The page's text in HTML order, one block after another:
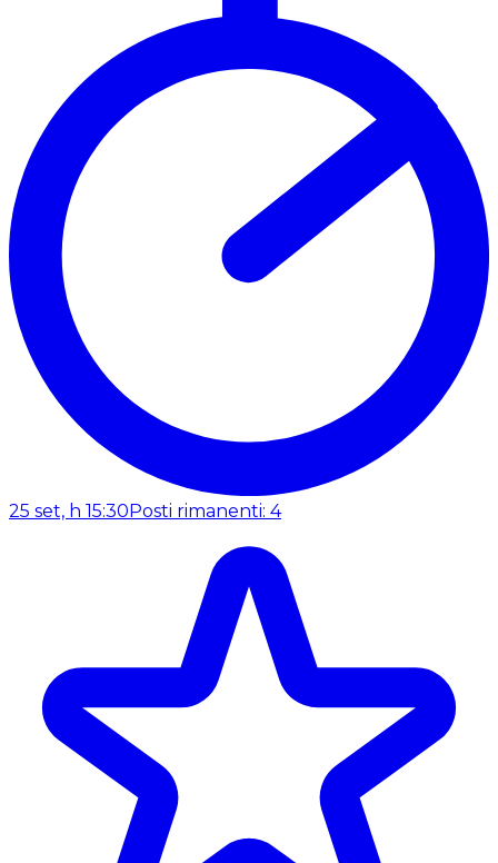
25 set, h 15:30 Posti rimanenti: 4